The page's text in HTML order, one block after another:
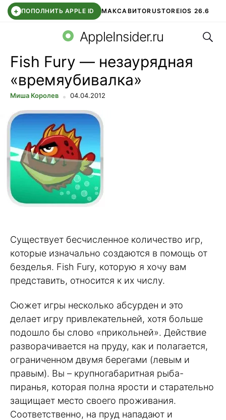
+ ПОПОЛНИТЬ APPLE ID МАКСАВИТОRUSTOREIOS 26.6
СБЕР КИДС ВТБ ОНЛАЙН ЧАТ В ROBLOX
AppleInsider.ru
Fish Fury — незаурядная
«времяубивалка»
Миша Королев 04.04.2012
Существует бесчисленное количество игр,
которые изначально создаются в помощь от
безделья. Fish Fury, которую я хочу вам
представить, относится к их числу.
Сюжет игры несколько абсурден и это
делает игру привлекательней, хотя больше
подошло бы слово «прикольней». Действие
разворачивается на пруду, как и полагается,
ограниченном двумя берегами (левым и
правым). Вы – крупногабаритная рыба-
пиранья, которая полна ярости и старательно
защищает место своего проживания.
Соответственно, на пруд нападают и